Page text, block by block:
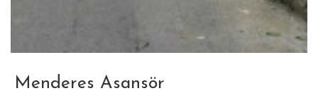
Menderes Asansör